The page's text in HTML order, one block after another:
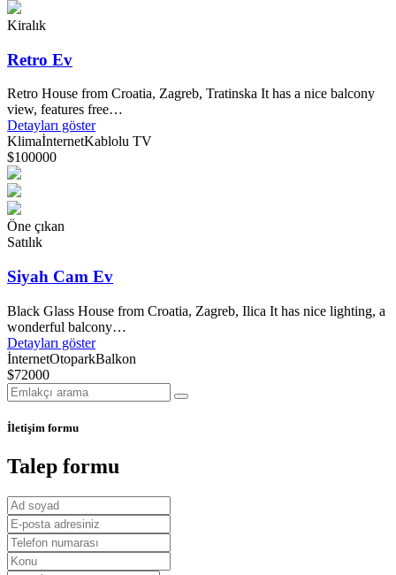
Kiralık
Retro Ev
Retro House from Croatia, Zagreb, Tratinska It has a nice balcony
view, features free…
Detayları göster
KlimaİnternetKablolu TV
$100000
Öne çıkan
Satılık
Siyah Cam Ev
Black Glass House from Croatia, Zagreb, Ilica It has nice lighting, a
wonderful balcony…
Detayları göster
İnternetOtoparkBalkon
$72000
İletişim formu
Talep formu